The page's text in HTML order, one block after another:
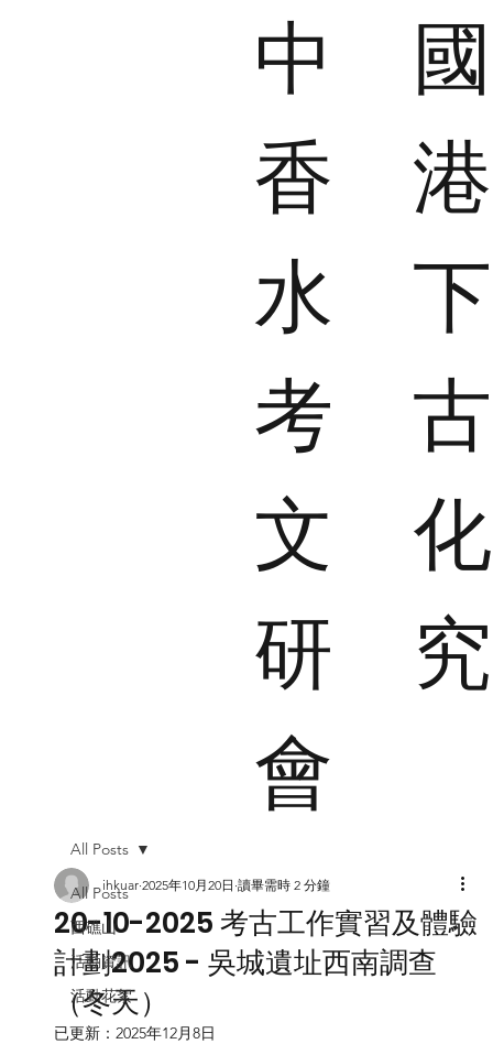
中
香
水
考
文
研
會
All Posts
西礁山
活動資訊
活動花絮
All Posts
20-10-2025 考古⼯作實習及體驗
計劃2025 - 吳城遺址⻄南調查
（冬天）
ihkuar 2025年10月20日 讀畢需時 2 分鐘
已更新： 2025年12月8日